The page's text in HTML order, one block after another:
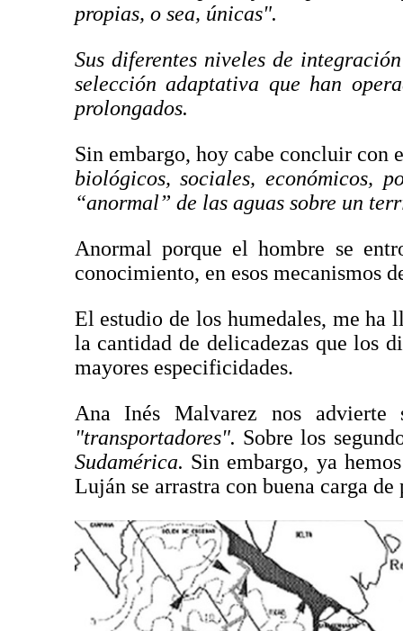
propias, o sea, únicas".
Sus diferentes niveles de
selección adaptativa que han
prolongados.
Sin embargo, hoy cabe concluir con
biológicos, sociales, económicos,
“anormal” de las aguas sobre un
Anormal porque el hombre se
conocimiento, en esos mecanismos
El estudio de los humedales, me ha
la cantidad de delicadezas que los
mayores especificidades.
Ana Inés Malvarez nos advierte
"transportadores". Sobre los
Sudamérica. Sin embargo, ya
Luján se arrastra con buena carga de